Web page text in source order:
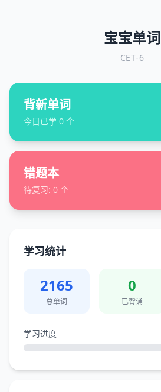
宝宝单词
CET-6
背新单词
今日已学 0 个
错题本
待复习: 0 个
学习统计
2165
总单词
0
已背诵
学习进度